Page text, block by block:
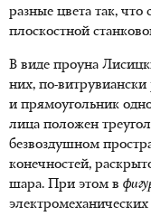
разные цвета так,
плоскостной
В виде проуна
них, по-
и прямоугольник
лица положен
безвоздушном
конечностей,
шара. При этом в